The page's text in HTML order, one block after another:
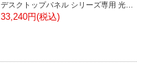
デスクトップパネル シリーズ専用 光触
媒クロス ホワイトフレーム 幅698×高
33,240円(税込)